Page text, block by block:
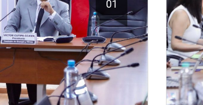
01